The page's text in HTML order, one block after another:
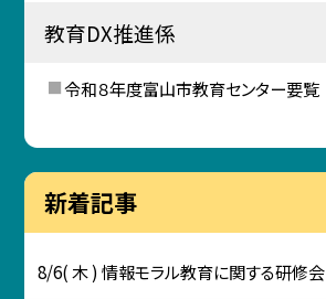
教育DX推進係
令和８年度富山市教育センター要覧
新着記事
8/6( 木 ) 情報モラル教育に関する研修会